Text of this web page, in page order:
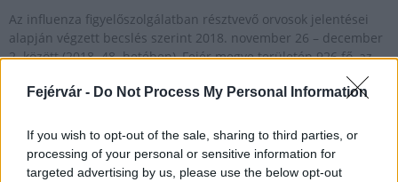
Fejérvár - Do Not Process My Personal Information
If you wish to opt-out of the sale, sharing to third parties, or
processing of your personal or sensitive information for
targeted advertising by us, please use the below opt-out
Az influenza figyelőszolgálatban résztvevő orvosok jelentései
alapján végzett becslés szerint 2018. november 26 – december
2. között (2018. 48. hetében), Fejér megye területén 926 fő, az
influenzaszerű tünetekkel. A 100 ezer lakosra vonatkoztatott
járási népegészségügyi illetékességi területéről influenzaszerű
megbetegedések emelkedését jelentették.